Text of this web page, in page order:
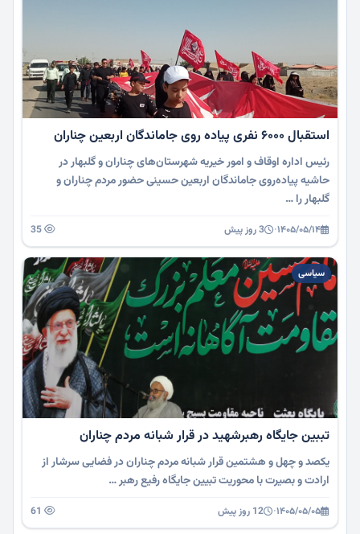
استقبال ۶۰۰۰ نفری پیاده روی جاماندگان اربعین چناران
رئیس اداره اوقاف و امور خیریه شهرستان‌های چناران و گلبهار در
حاشیه پیاده‌روی جاماندگان اربعین حسینی حضور مردم چناران و
گلبهار را …
۱۴۰۵/۰۵/۱۴· 3 روز پیش
سیاسی
تببین جایگاه رهبرشهید در قرار شبانه مردم چناران
یکصد و چهل و هشتمین قرار شبانه مردم چناران در فضایی سرشار از
ارادت و بصیرت با محوریت تبیین جایگاه رفیع رهبر …
۱۴۰۵/۰۵/۰۵· 12 روز پیش